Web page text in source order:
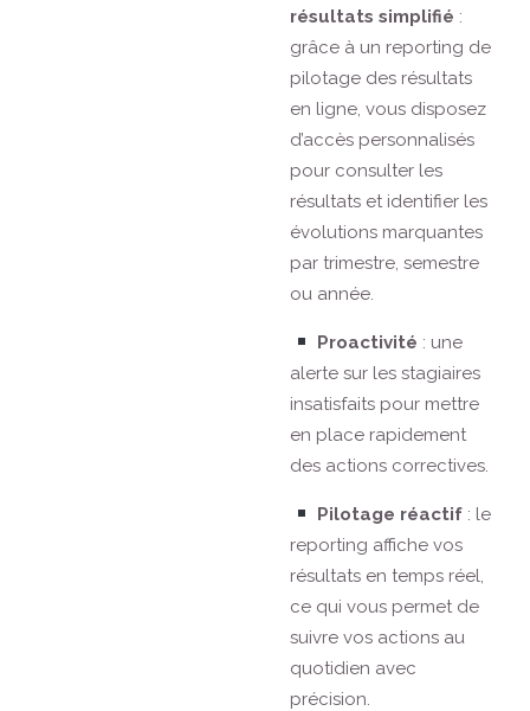
résultats simplifié :
grâce à un reporting de
pilotage des résultats
en ligne, vous disposez
d’accès personnalisés
pour consulter les
résultats et identifier les
évolutions marquantes
par trimestre, semestre
ou année.
Proactivité : une
alerte sur les stagiaires
insatisfaits pour mettre
en place rapidement
des actions correctives.
Pilotage réactif: le
reporting affiche vos
résultats en temps réel,
ce qui vous permet de
suivre vos actions au
quotidien avec
précision.